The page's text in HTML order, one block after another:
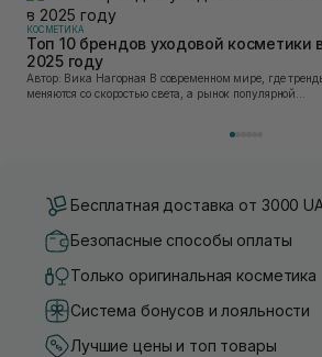
КОСМЕТИКА
Топ 10 брендов уходовой косметики
2025 году
Автор: Вика Нагорная В современном мире, где тренды
меняются со скоростью света, а рынок популярной
Бесплатная доставка от 3000
Безопасные способы оплаты
Только оригинальная косметика
Система бонусов и лояльности
Лучшие цены и топ товары